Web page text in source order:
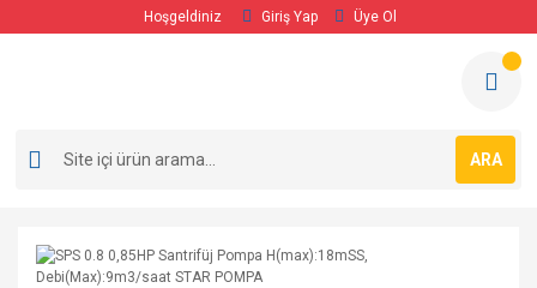
Hoşgeldiniz Giriş Yap Üye Ol
ARA